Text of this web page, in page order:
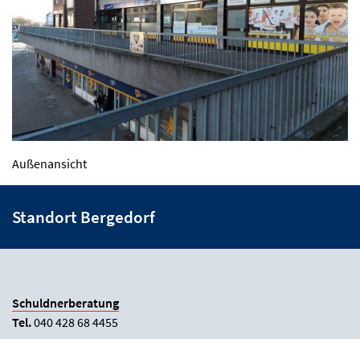
Außenansicht
Standort Bergedorf
Schuldnerberatung
Tel.040 428 68 4455